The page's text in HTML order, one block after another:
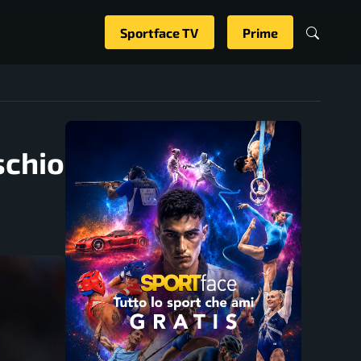
Sportface TV Prime